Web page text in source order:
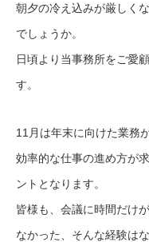
朝夕の冷え込みが厳しく
でしょうか。
日頃より当事務所をご愛
す。
11月は年末に向けた業務
効率的な仕事の進め方が
ントとなります。
皆様も、会議に時間だけ
なかった、そんな経験は